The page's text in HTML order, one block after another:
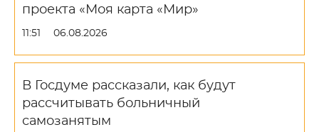
проекта «Моя карта «Мир»
11:51 06.08.2026
В Госдуме рассказали, как будут
рассчитывать больничный
самозанятым